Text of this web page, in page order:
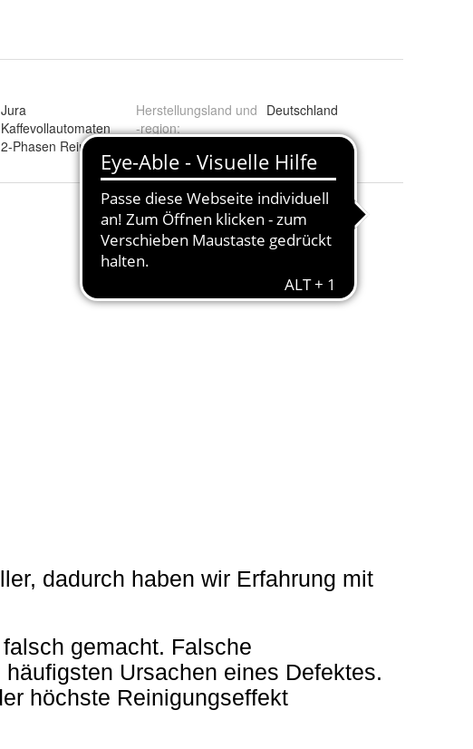
Jura
Kaffevollautomaten
2-Phasen Reinigungstabletten
Herstellungsland und
-region:
Deutschland